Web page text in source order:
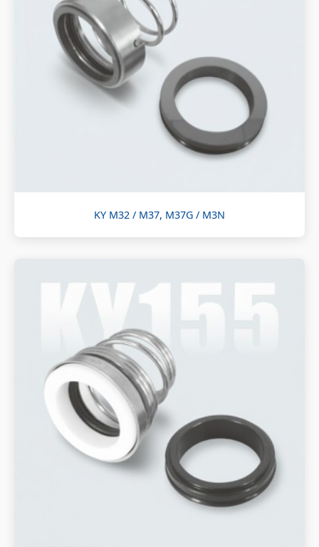
KY M32 / M37, M37G / M3N